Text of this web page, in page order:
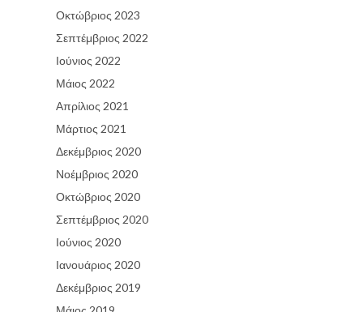
Οκτώβριος 2023
Σεπτέμβριος 2022
Ιούνιος 2022
Μάιος 2022
Απρίλιος 2021
Μάρτιος 2021
Δεκέμβριος 2020
Νοέμβριος 2020
Οκτώβριος 2020
Σεπτέμβριος 2020
Ιούνιος 2020
Ιανουάριος 2020
Δεκέμβριος 2019